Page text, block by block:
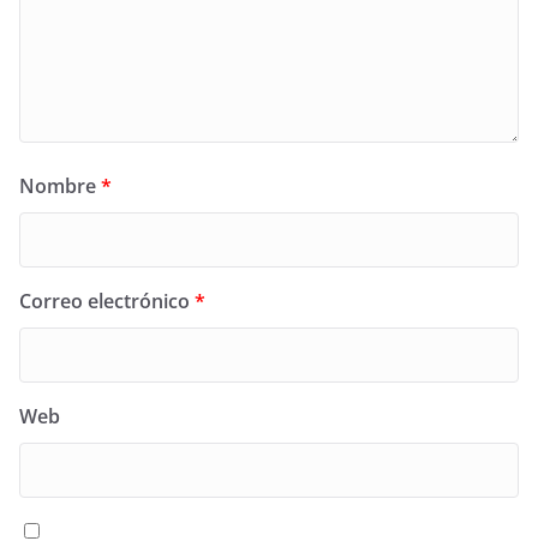
Nombre*
Correo electrónico *
Web